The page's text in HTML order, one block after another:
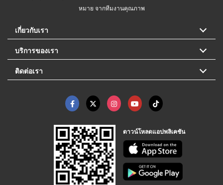
หมาย จากทีมงานคุณภาพ
เกี่ยวกับเรา
บริการของเรา
ติดต่อเรา
ดาวน์โหลดแอปพลิเคชัน